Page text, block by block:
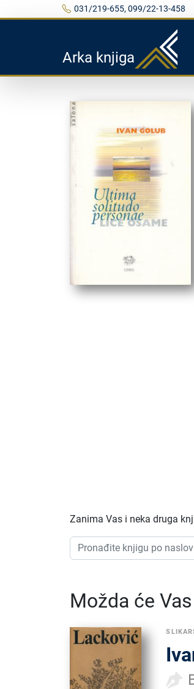
031/219-655, 099/22-13-458
Arka knjiga
Zanima Vas i neka druga
Možda će